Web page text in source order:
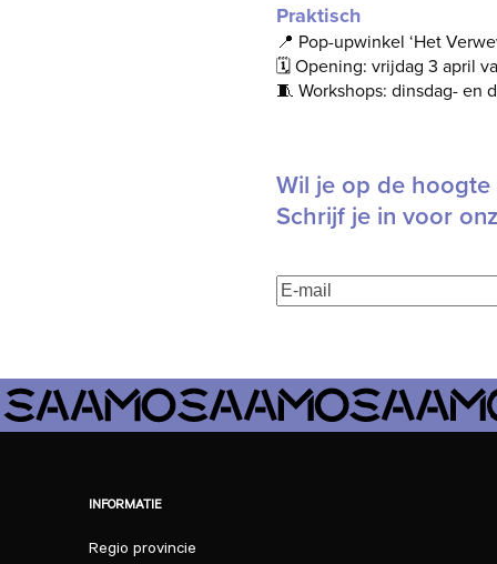
Praktisch
📍 Pop-upwinkel ‘Het
🗓 Opening: vrijdag 3 april
🧵 Workshops: dinsdag- en
Wil je op de hoogte
Schrijf je in voor
E-
mailadres(Vereist)
INFORMATIE
Regio provincie